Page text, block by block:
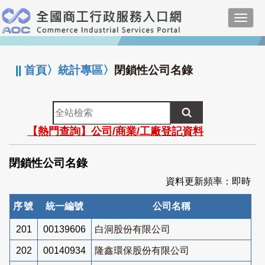
跳
到
主
要
:::
||首頁〉統計專區〉 閉鎖性公司名錄
全
站
檢
索
【熱門查詢】公司/商業/工廠登記資料
閉鎖性公司名錄
資料更新頻率：即時
序號 統一編號 公司名稱
201 00139606 白洞股份有限公司
202 00140934 隆鑫環保股份有限公司